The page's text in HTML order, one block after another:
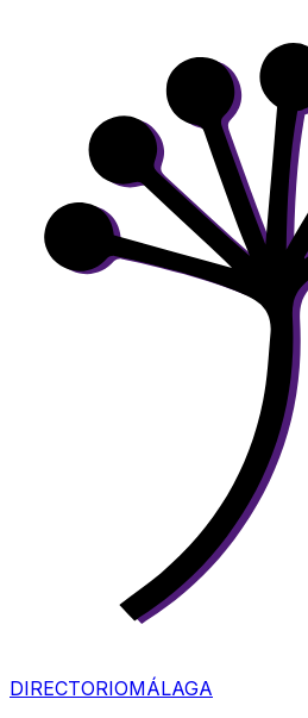
DIRECTORIOMÁLAGA